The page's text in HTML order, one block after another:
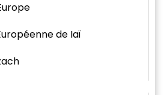
de Iaï